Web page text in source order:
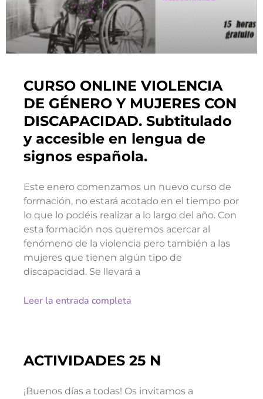
CURSO ONLINE VIOLENCIA
DE GÉNERO Y MUJERES CON
DISCAPACIDAD. Subtitulado
y accesible en lengua de
signos española.
Este enero comenzamos un nuevo curso de
formación, no estará acotado en el tiempo por
lo que lo podéis realizar a lo largo del año. Con
esta formación nos queremos acercar al
fenómeno de la violencia pero también a las
mujeres que tienen algún tipo de
discapacidad. Se llevará a
Leer la entrada completa
ACTIVIDADES 25 N
¡Buenos días a todas! Os invitamos a